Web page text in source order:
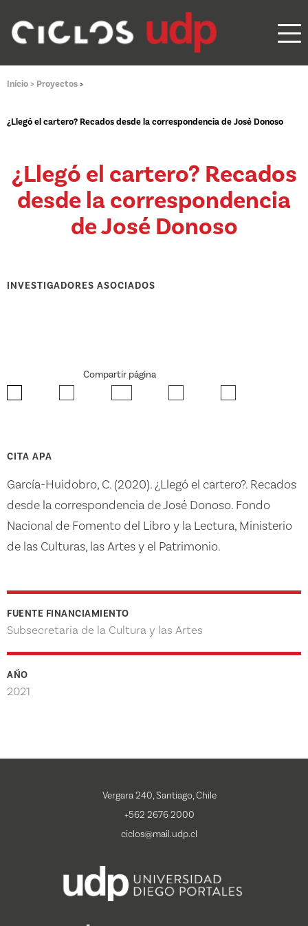
Início > Proyectos >
¿Llegó el cartero? Recados desde la correspondencia de José Donoso
¿Llegó el cartero? Recados
desde la correspondencia
de José Donoso
INVESTIGADORES ASOCIADOS
Compartir página
CITA APA
García-Huidobro, C. (2020). ¿Llegó el cartero?. Recados
desde la correspondencia de José Donoso. Fondo
Nacional de Fomento del Libro y la Lectura, Ministerio
de las Culturas, las Artes y el Patrimonio.
FUENTE FINANCIAMIENTO
Subsecretaria de la Cultura y las Artes
AÑO
2021
Vergara 240, Santiago, Chile
+562 2676 2000
ciclos@mail.udp.cl